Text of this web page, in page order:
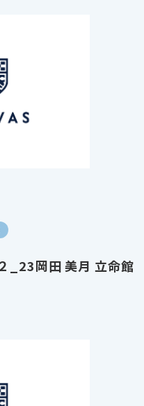
_23岡田 美月 立命館